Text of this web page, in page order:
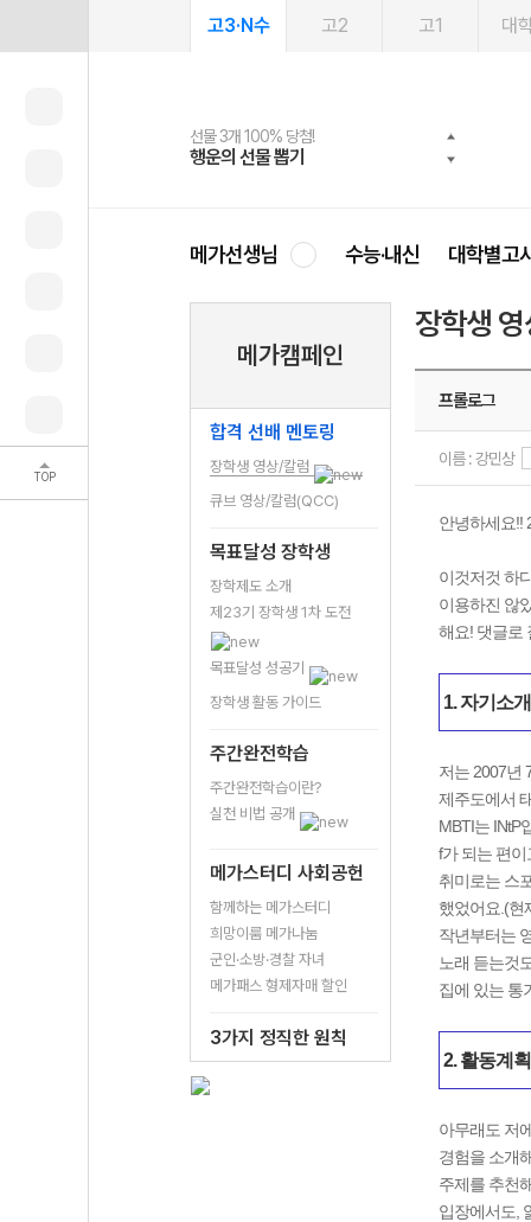
TOP
고3·N수 고2 고1 대
선물 3개 100% 당첨!
행운의 선물 뽑기
선물 100% 증정!
메가스터디 X 올리브
여름방학 스터디 캐시백
메가런 썸머스쿨
2027 러셀 단과
강사 공개선발
스마트러닝앱
설문 EVENT
메가패스
3일 무료 체험권
메가패스 수강생 무료혜택!
메가클럽 멤버십
사회공헌 캠페인
희망이룸 메가나눔
메가선생님 수능·내신 대학별고
메가캠페인
합격 선배 멘토링
장학생 영상/칼럼
큐브 영상/칼럼(QCC)
목표달성 장학생
장학제도 소개
제23기 장학생 1차 도전
목표달성 성공기
장학생 활동 가이드
주간완전학습
주간완전학습이란?
실천 비법 공개
메가스터디 사회공헌
함께하는 메가스터디
희망이룸 메가나눔
군인·소방·경찰 자녀
메가패스 형제자매 할인
3가지 정직한 원칙
장학생
프롤로그
이름 : 강민상
안녕하세요!!
이것저것 하
이용하진 않
해요! 댓글로
1. 자기소개
저는 2007년
제주도에서
MBTI는 INtP
f가 되는 편
취미로는 스
했었어요.(현
작년부터는
노래 듣는것
집에 있는 통
2. 활동계획
아무래도 저
경험을 소개
주제를 추천
입장에서도,